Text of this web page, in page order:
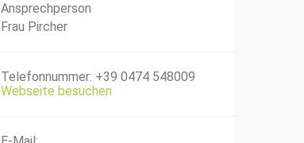
Ansprechperson
Frau Pircher
Telefonnummer: +39 0474 548009
Webseite besuchen